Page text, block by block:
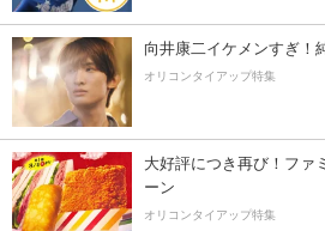
向井康二イケメンすぎ！
オリコンタイアップ特集
大好評につき再び！ファ
ーン
オリコンタイアップ特集